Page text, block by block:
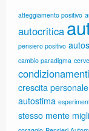
atteggiamento positivo
autocritica
pensiero positivo
cambio paradigma
condizionamenti
crescita personale
autostima
stesso mente